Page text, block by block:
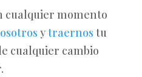
cualquier momento
ytraernos tu
cualquier cambio